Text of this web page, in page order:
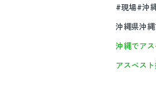
#現場#沖
沖縄県沖
沖縄でア
アスベス